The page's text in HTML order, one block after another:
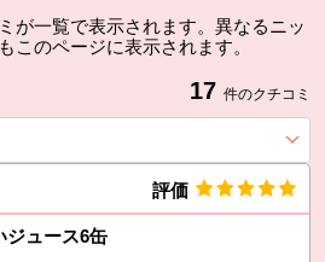
が一覧で表示されます。異なるニッ
このページに表示されます。
17 件のクチコミ
評価
ジュース6缶